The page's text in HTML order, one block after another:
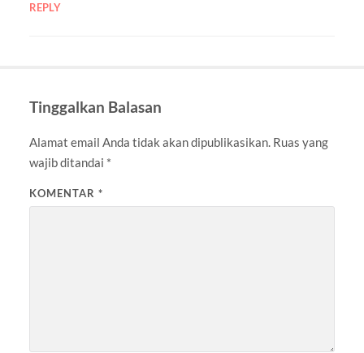
REPLY
Tinggalkan Balasan
Alamat email Anda tidak akan dipublikasikan. Ruas yang
wajib ditandai *
KOMENTAR *